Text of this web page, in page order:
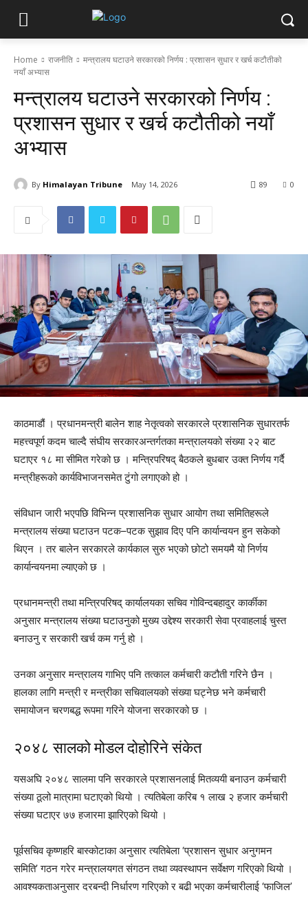
Home राजनीति
मन्त्रालय घटाउने सरकारको निर्णय : प्रशासन सुधार र खर्च कटौतीको
नयाँ अभ्यास
मन्त्रालय घटाउने सरकारको निर्णय :
प्रशासन सुधार र खर्च कटौतीको नयाँ
अभ्यास
By Himalayan Tribune May 14, 2026 0
89
काठमाडौं । प्रधानमन्त्री बालेन शाह नेतृत्वको सरकारले प्रशासनिक सुधारतर्फ
महत्त्वपूर्ण कदम चाल्दै संघीय सरकारअन्तर्गतका मन्त्रालयको संख्या २२ बाट
घटाएर १८ मा सीमित गरेको छ । मन्त्रिपरिषद् बैठकले बुधबार उक्त निर्णय गर्दै
मन्त्रीहरूको कार्यविभाजनसमेत टुंगो लगाएको हो ।
संविधान जारी भएपछि विभिन्न प्रशासनिक सुधार आयोग तथा समितिहरूले
मन्त्रालय संख्या घटाउन पटक–पटक सुझाव दिए पनि कार्यान्वयन हुन सकेको
थिएन । तर बालेन सरकारले कार्यकाल सुरु भएको छोटो समयमै यो निर्णय
कार्यान्वयनमा ल्याएको छ ।
प्रधानमन्त्री तथा मन्त्रिपरिषद् कार्यालयका सचिव गोविन्दबहादुर कार्कीका
अनुसार मन्त्रालय संख्या घटाउनुको मुख्य उद्देश्य सरकारी सेवा प्रवाहलाई चुस्त
बनाउनु र सरकारी खर्च कम गर्नु हो ।
उनका अनुसार मन्त्रालय गाभिए पनि तत्काल कर्मचारी कटौती गरिने छैन ।
हालका लागि मन्त्री र मन्त्रीका सचिवालयको संख्या घट्नेछ भने कर्मचारी
समायोजन चरणबद्ध रूपमा गरिने योजना सरकारको छ ।
२०४८ सालको मोडल दोहोरिने संकेत
यसअघि २०४८ सालमा पनि सरकारले प्रशासनलाई मितव्ययी बनाउन कर्मचारी
संख्या ठूलो मात्रामा घटाएको थियो । त्यतिबेला करिब १ लाख २ हजार कर्मचारी
संख्या घटाएर ७७ हजारमा झारिएको थियो ।
पूर्वसचिव कृष्णहरि बास्कोटाका अनुसार त्यतिबेला ‘प्रशासन सुधार अनुगमन
समिति’ गठन गरेर मन्त्रालयगत संगठन तथा व्यवस्थापन सर्वेक्षण गरिएको थियो ।
आवश्यकताअनुसार दरबन्दी निर्धारण गरिएको र बढी भएका कर्मचारीलाई ‘फाजिल’